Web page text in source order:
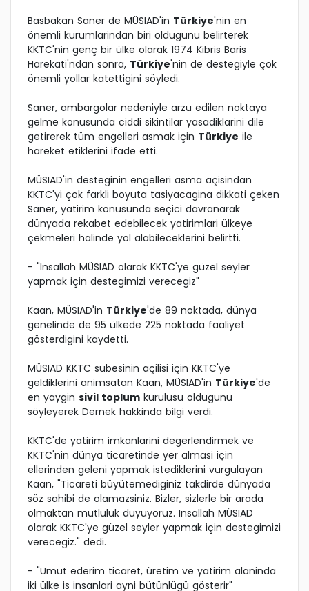
Basbakan Saner de MÜSIAD'in Türkiye'nin en
önemli kurumlarindan biri oldugunu belirterek
KKTC'nin genç bir ülke olarak 1974 Kibris Baris
Harekati'ndan sonra, Türkiye'nin de destegiyle çok
önemli yollar katettigini söyledi.
Saner, ambargolar nedeniyle arzu edilen noktaya
gelme konusunda ciddi sikintilar yasadiklarini dile
getirerek tüm engelleri asmak için Türkiye ile
hareket etiklerini ifade etti.
MÜSIAD'in desteginin engelleri asma açisindan
KKTC'yi çok farkli boyuta tasiyacagina dikkati çeken
Saner, yatirim konusunda seçici davranarak
dünyada rekabet edebilecek yatirimlari ülkeye
çekmeleri halinde yol alabileceklerini belirtti.
- "Insallah MÜSIAD olarak KKTC'ye güzel seyler
yapmak için destegimizi verecegiz"
Kaan, MÜSIAD'in Türkiye'de 89 noktada, dünya
genelinde de 95 ülkede 225 noktada faaliyet
gösterdigini kaydetti.
MÜSIAD KKTC subesinin açilisi için KKTC'ye
geldiklerini animsatan Kaan, MÜSIAD'in Türkiye'de
en yaygin sivil toplum kurulusu oldugunu
söyleyerek Dernek hakkinda bilgi verdi.
KKTC'de yatirim imkanlarini degerlendirmek ve
KKTC'nin dünya ticaretinde yer almasi için
ellerinden geleni yapmak istediklerini vurgulayan
Kaan, "Ticareti büyütemediginiz takdirde dünyada
söz sahibi de olamazsiniz. Bizler, sizlerle bir arada
olmaktan mutluluk duyuyoruz. Insallah MÜSIAD
olarak KKTC'ye güzel seyler yapmak için destegimizi
verecegiz." dedi.
- "Umut ederim ticaret, üretim ve yatirim alaninda
iki ülke is insanlari ayni bütünlügü gösterir"